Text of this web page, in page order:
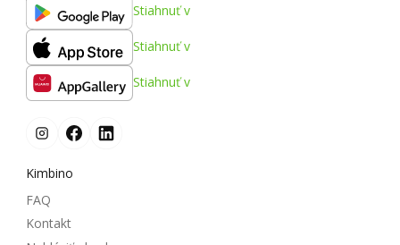
Stiahnuť v
Stiahnuť v
Stiahnuť v
Kimbino
FAQ
Kontakt